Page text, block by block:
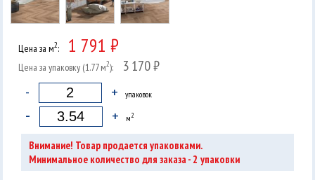
Цена за м2: 1 791 ₽
Цена за упаковку (1.77 м2): 3 170 ₽
- + упаковок
- + м2
Внимание! Товар продается упаковками.
Минимальное количество для заказа - 2 упаковки